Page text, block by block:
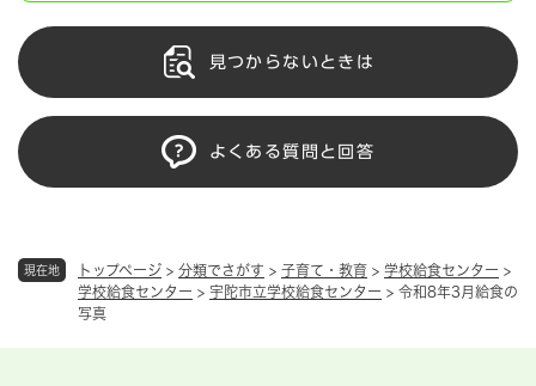
現在地 トップページ > 分類でさがす > 子育て・教育 > 学校給食センター >
学校給食センター > 宇陀市立学校給食センター > 令和8年3月給食の
写真
見つからないときは
よくある質問と回答